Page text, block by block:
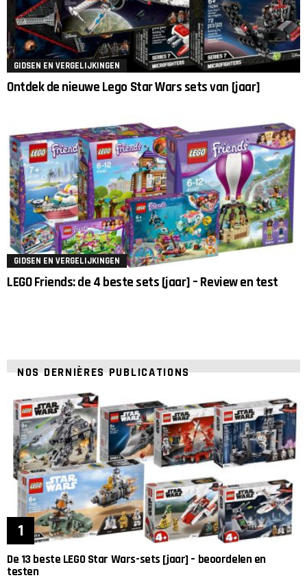
GIDSEN EN VERGELIJKINGEN
Ontdek de nieuwe Lego Star Wars sets van [jaar]
GIDSEN EN VERGELIJKINGEN
LEGO Friends: de 4 beste sets [jaar] – Review en test
NOS DERNIÈRES PUBLICATIONS
De 13 beste LEGO Star Wars-sets [jaar] – beoordelen en
testen